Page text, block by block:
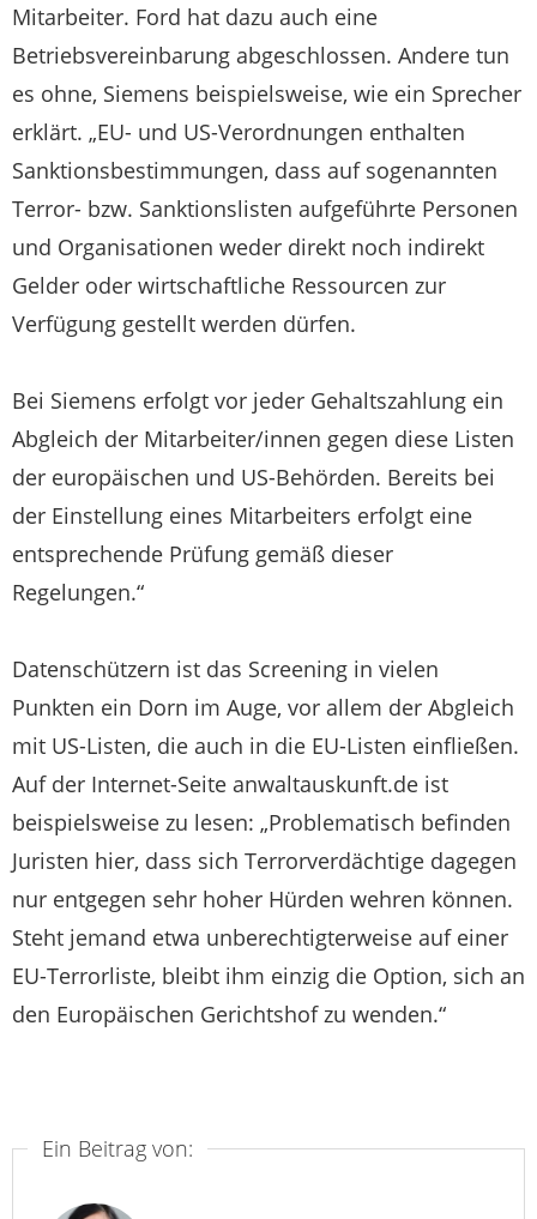
Mitarbeiter. Ford hat dazu auch eine
Betriebsvereinbarung abgeschlossen. Andere tun
es ohne, Siemens beispielsweise, wie ein Sprecher
erklärt. „EU- und US-Verordnungen enthalten
Sanktionsbestimmungen, dass auf sogenannten
Terror- bzw. Sanktionslisten aufgeführte Personen
und Organisationen weder direkt noch indirekt
Gelder oder wirtschaftliche Ressourcen zur
Verfügung gestellt werden dürfen.
Bei Siemens erfolgt vor jeder Gehaltszahlung ein
Abgleich der Mitarbeiter/innen gegen diese Listen
der europäischen und US-Behörden. Bereits bei
der Einstellung eines Mitarbeiters erfolgt eine
entsprechende Prüfung gemäß dieser
Regelungen.“
Datenschützern ist das Screening in vielen
Punkten ein Dorn im Auge, vor allem der Abgleich
mit US-Listen, die auch in die EU-Listen einfließen.
Auf der Internet-Seite anwaltauskunft.de ist
beispielsweise zu lesen: „Problematisch befinden
Juristen hier, dass sich Terrorverdächtige dagegen
nur entgegen sehr hoher Hürden wehren können.
Steht jemand etwa unberechtigterweise auf einer
EU-Terrorliste, bleibt ihm einzig die Option, sich an
den Europäischen Gerichtshof zu wenden.“
Ein Beitrag von: